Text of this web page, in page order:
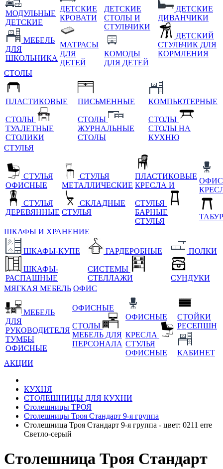
МОДУЛЬНЫЕ
ДЕТСКИЕ
МЕБЕЛЬ
ДЛЯ
ШКОЛЬНИКА
ДЕТСКИЕ
КРОВАТИ
МАТРАСЫ
ДЛЯ
ДЕТЕЙ
ДЕТСКИЕ
СТОЛЫ И
СТУЛЬЧИКИ
КОМОДЫ
ДЛЯ ДЕТЕЙ
ДЕТСКИЕ
ДИВАНЧИКИ
ДЕТСКИЙ
СТУЛЬЧИК ДЛЯ
КОРМЛЕНИЯ
СТОЛЫ
ПЛАСТИКОВЫЕ
СТОЛЫ
ТУАЛЕТНЫЕ
СТОЛИКИ
ПИСЬМЕННЫЕ
СТОЛЫ
ЖУРНАЛЬНЫЕ
СТОЛЫ
КОМПЬЮТЕРНЫЕ
СТОЛЫ
СТОЛЫ НА
КУХНЮ
СТУЛЬЯ
СТУЛЬЯ
ОФИСНЫЕ
СТУЛЬЯ
ДЕРЕВЯННЫЕ
СТУЛЬЯ
МЕТАЛЛИЧЕСКИЕ
СКЛАДНЫЕ
СТУЛЬЯ
ПЛАСТИКОВЫЕ
КРЕСЛА И
СТУЛЬЯ
БАРНЫЕ
СТУЛЬЯ
ШКАФЫ И ХРАНЕНИЕ
ШКАФЫ-КУПЕ
ШКАФЫ-
РАСПАШНЫЕ
ГАРДЕРОБНЫЕ
СИСТЕМЫ
СТЕЛЛАЖИ
ПОЛКИ
СУНДУКИ
МЯГКАЯ МЕБЕЛЬ ОФИС
МЕБЕЛЬ
ДЛЯ
РУКОВОДИТЕЛЯ
ТУМБЫ
ОФИСНЫЕ
ОФИСНЫЕ
СТОЛЫ
МЕБЕЛЬ ДЛЯ
ПЕРСОНАЛА
ОФИСНЫЕ
КРЕСЛА
СТУЛЬЯ
ОФИСНЫЕ
СТОЙКИ
РЕСЕПШН
КАБИНЕТ
АКЦИИ
КУХНЯ
СТОЛЕШНИЦЫ ДЛЯ КУХНИ
Столешницы ТРОЯ
Столешницы Троя Стандарт 9-я группа
Столешница Троя Стандарт 9-я группа - цвет: 0211 erre
Светло-серый
Столешница Троя Стандарт